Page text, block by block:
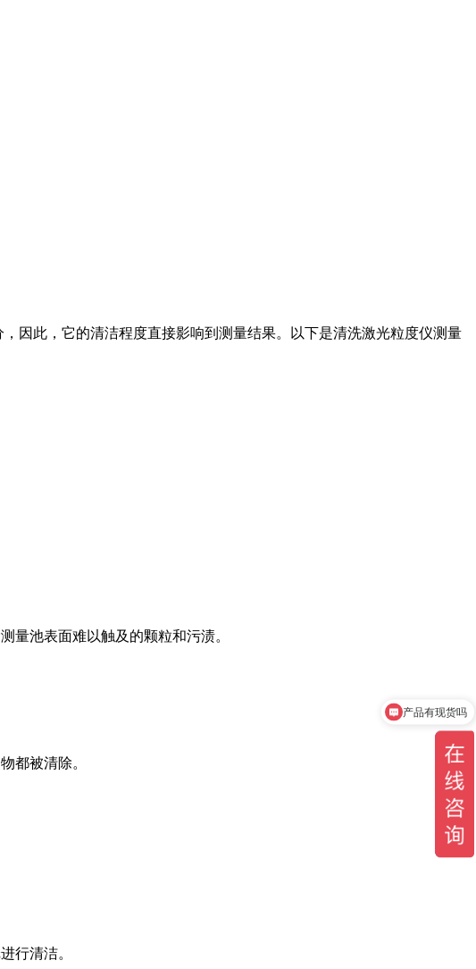
因此，它的清洁程度直接影响到测量结果。以下是清洗激光粒度仪测量
量池表面难以触及的颗粒和污渍。
都被清除。
行清洁。
你们是官方代理吗